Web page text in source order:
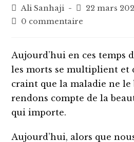
Auteur/autrice
de
Ali Sanhaji
Post
published:
22 mars
Post0 commentaire
Aujourd’hui en ces temps
les morts se multiplient et
craint que la maladie ne le
rendons compte de la
qui importe.
Aujourd’hui, alors que